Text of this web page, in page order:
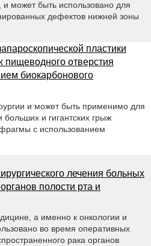
может быть использовано для
дефектов нижней зоны
пластики
пищеводного отверстия
биокарбонового
и может быть применимо для
больших и гигантских грыж
с использованием
лечения больных
полости рта и
а именно к онкологии и
во время оперативных
рака органов